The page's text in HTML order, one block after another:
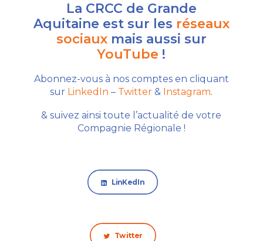
La CRCC de Grande
Aquitaine est sur les réseaux
sociauxmais aussi sur
YouTube !
Abonnez-vous à nos comptes en cliquant
sur LinkedIn – Twitter & Instagram.
& suivez ainsi toute l’actualité de votre
Compagnie Régionale !
LinKedIn
Twitter